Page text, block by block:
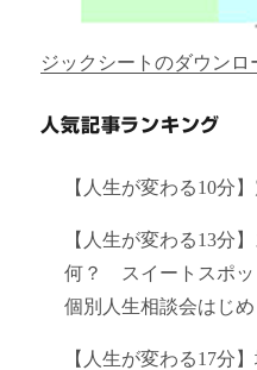
ジックシートのダウンロ
人気記事ランキング
【人生が変わる10分
【人生が変わる13分
何？ スイートスポッ
個別人生相談会はじめ
【人生が変わる17分